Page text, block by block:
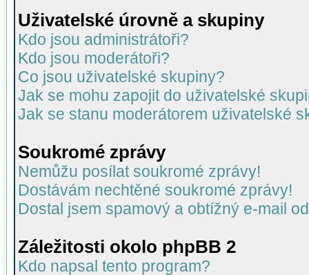
Uživatelské úrovně a skupiny
Kdo jsou administrátoři?
Kdo jsou moderátoři?
Co jsou uživatelské skupiny?
Jak se mohu zapojit do uživatelské
Jak se stanu moderátorem uživatelské
Soukromé zprávy
Nemůžu posílat soukromé zprávy!
Dostávám nechtěné soukromé zprávy!
Dostal jsem spamový a obtížný e-mail
Záležitosti okolo phpBB 2
Kdo napsal tento program?